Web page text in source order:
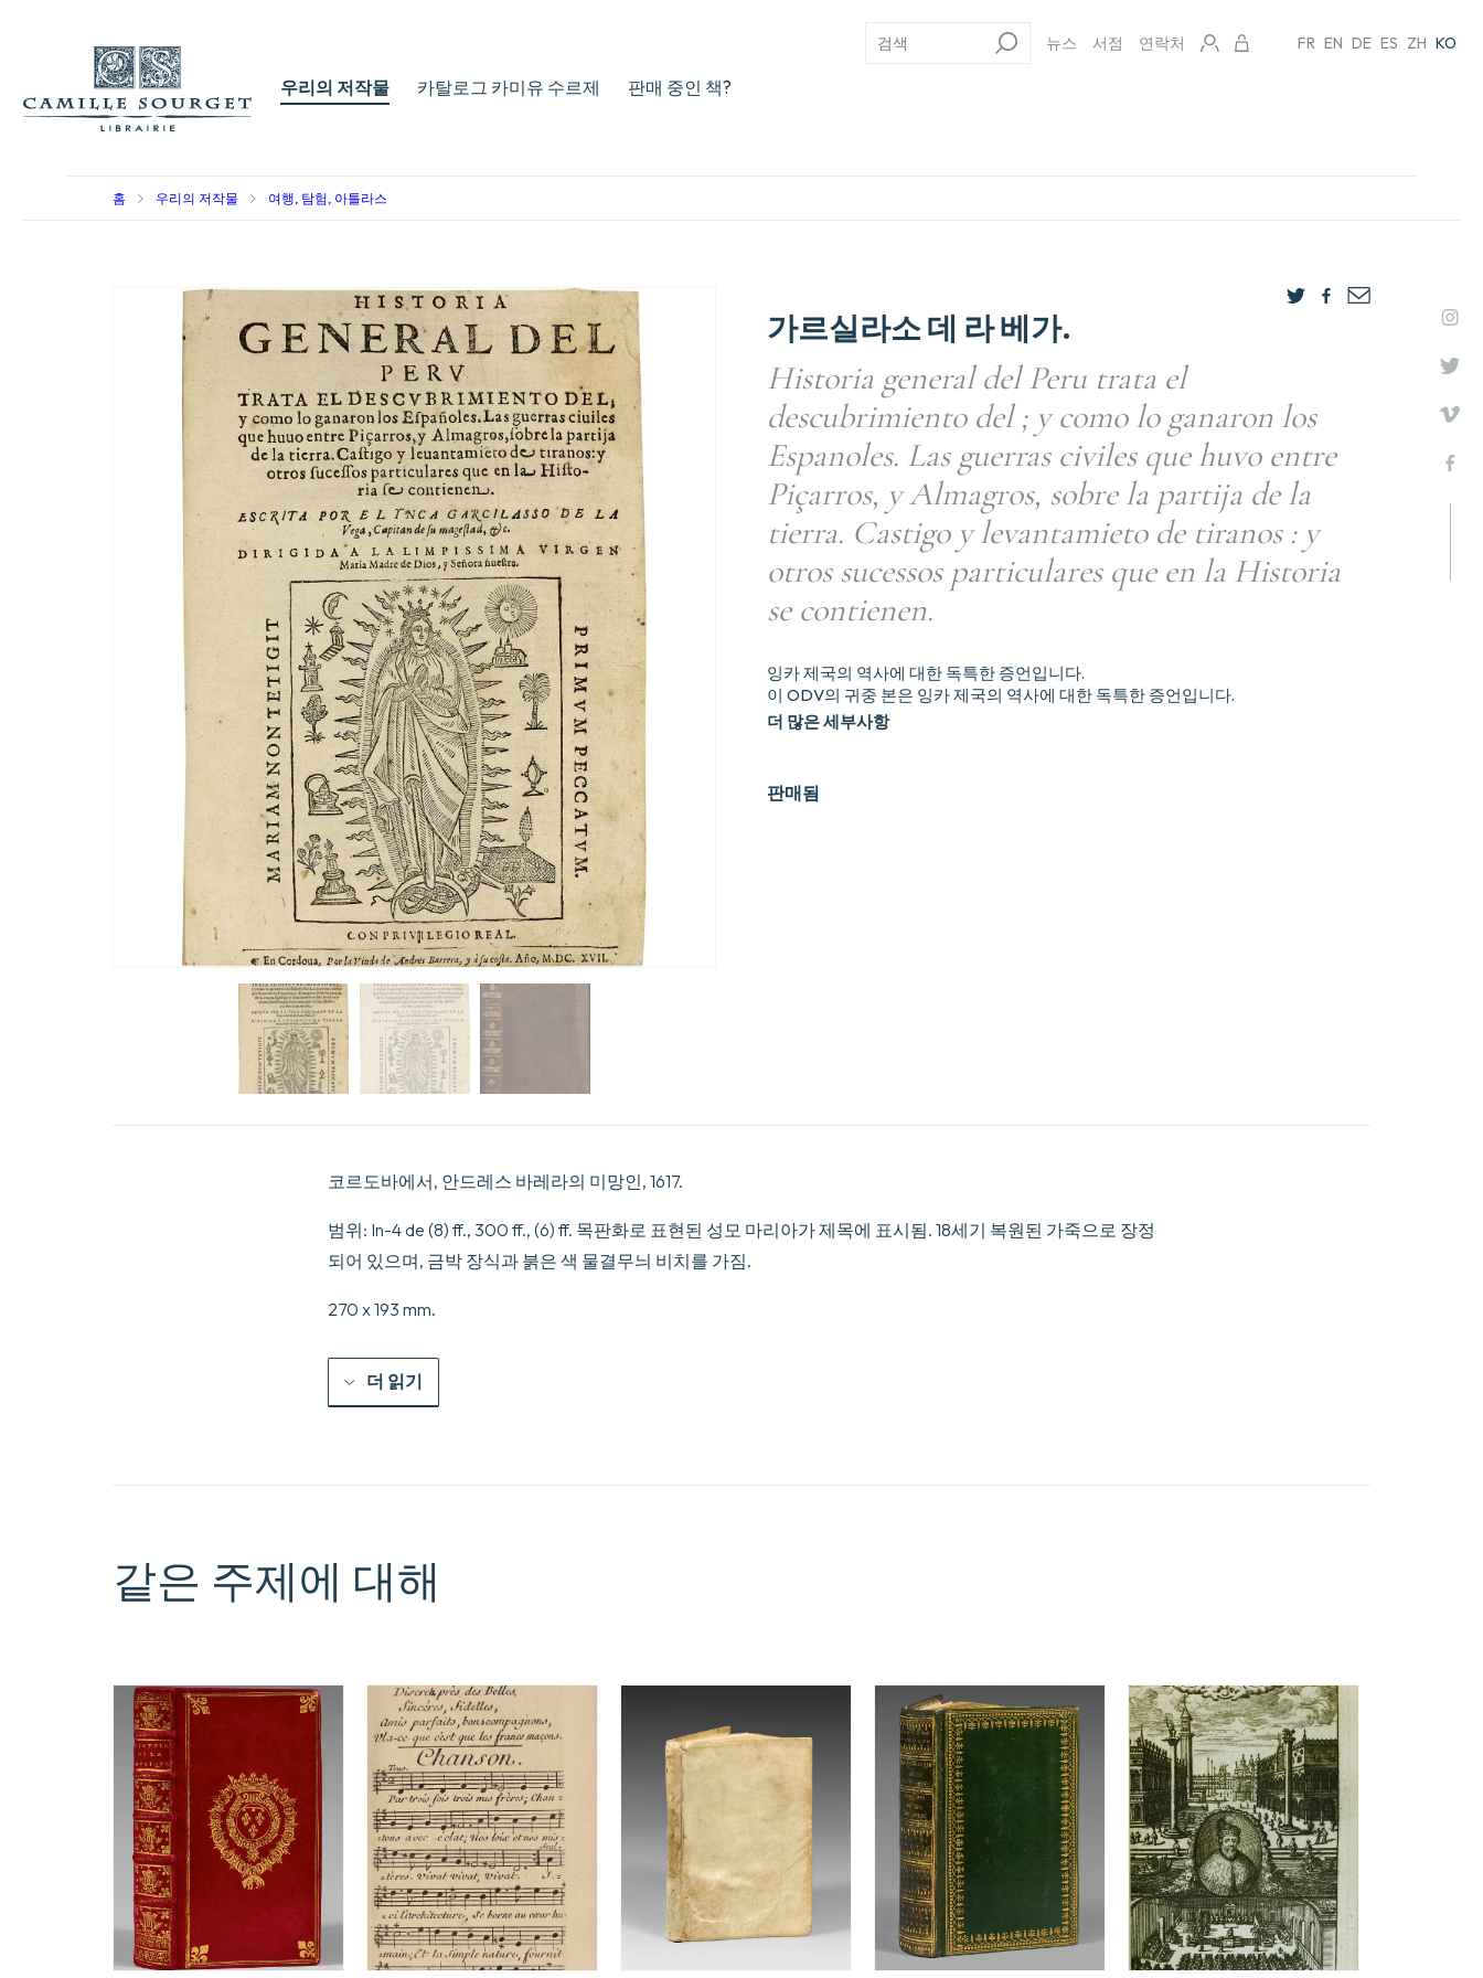
우리의 저작물 카탈로그 카미유 수르제 판매 중인 책?
뉴스 서점 연락처 FR EN DE ES ZH KO
홈 우리의 저작물 여행, 탐험, 아틀라스
가르실라소 데 라 베가.
Historia general del Peru trata el
descubrimiento del ; y como lo ganaron los
Espanoles. Las guerras civiles que huvo entre
Piçarros, y Almagros, sobre la partija de la
tierra. Castigo y levantamieto de tiranos : y
otros sucessos particulares que en la Historia
se contienen.
판매됨
잉카 제국의 역사에 대한 독특한 증언입니다.
이 ODV의 귀중 본은 잉카 제국의 역사에 대한 독특한 증언입니다.
더 많은 세부사항
코르도바에서, 안드레스 바레라의 미망인, 1617.
범위: In-4 de (8) ff., 300 ff., (6) ff. 목판화로 표현된 성모 마리아가 제목에 표시됨. 18세기 복원된 가죽으로 장정
되어 있으며, 금박 장식과 붉은 색 물결무늬 비치를 가짐.
270 x 193 mm.
더 읽기
같은 주제에 대해